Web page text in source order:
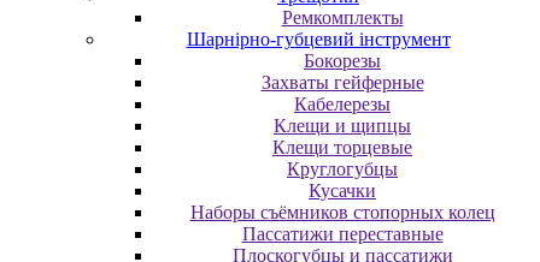
Ремкомплекты
Шарнірно-губцевий інструмент
Бокорезы
Захваты гейферные
Кабелерезы
Клещи и щипцы
Клещи торцевые
Круглогубцы
Кусачки
Наборы съёмников стопорных колец
Пассатижи переставные
Плоскогубцы и пассатижи